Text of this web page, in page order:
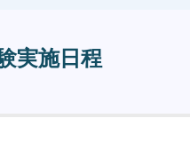
実施日程